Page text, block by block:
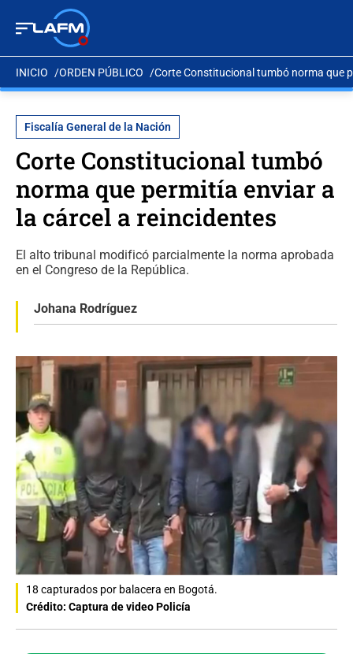
INICIO ORDEN PÚBLICO Corte Constitucional tumbó norma que
Fiscalía General de la Nación
Corte Constitucional tumbó
norma que permitía enviar a
la cárcel a reincidentes
El alto tribunal modificó parcialmente la norma aprobada
en el Congreso de la República.
Johana Rodríguez
18 capturados por balacera en Bogotá.
Crédito: Captura de video Policía